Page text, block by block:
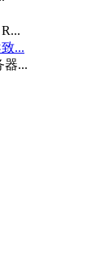
...
器...